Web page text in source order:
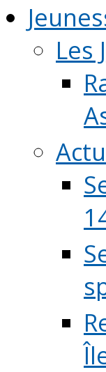
Les